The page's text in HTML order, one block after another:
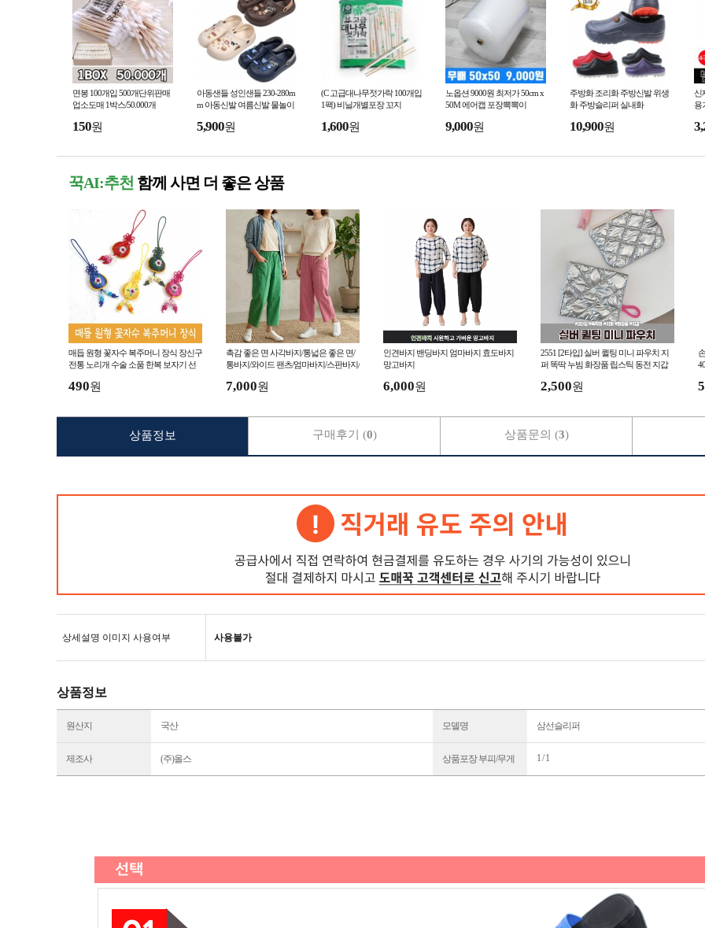
면봉 100개입 500개단위판매
업소도매 1박스/50.000개
150원
아동샌들 성인샌들 230-280m
m 아동신발 여름신발 물놀이
5,900원
(C 고급대나무젓가락 100개입
1팩) 비닐개별포장 꼬지
1,600원
노옵션 9000원 최저가 50cm x
50M 에어캡 포장뽁뽁이
9,000원
주방화 조리화 주방신발 위생
화 주방슬리퍼 실내화
10,900원
신
용
꾹AI:추천 함께 사면 더 좋은 상품
매듭 원형 꽃자수 복주머니 장식 장신구
전통 노리개 수술 소품 한복 보자기 선
490원
촉감 좋은 면 사각바지/통넓은 좋은 면/
통바지/와이드 팬츠/엄마바지/스판바지/
7,000원
인견바지 밴딩바지 엄마바지 효도바지
망고바지
6,000원
2551 [2타입] 실버 퀼팅 미니 파우치 지
퍼 똑딱 누빔 화장품 립스틱 동전 지갑
2,500원
상세설명 이미지 사용여부 사용불가
상품정보
원산지 국산 모델명 삼선슬리퍼
제조사 (주)올스 상품포장 부피/무게 1 / 1
상품정보 구매후기 (0) 상품문의 (3)